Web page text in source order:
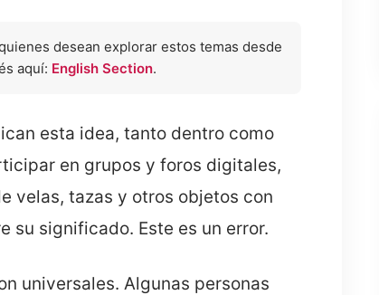
desean explorar estos temas desde
aquí: English Section.
esta idea, tanto dentro como
en grupos y foros digitales,
velas, tazas y otros objetos con
su significado. Este es un error.
universales. Algunas personas